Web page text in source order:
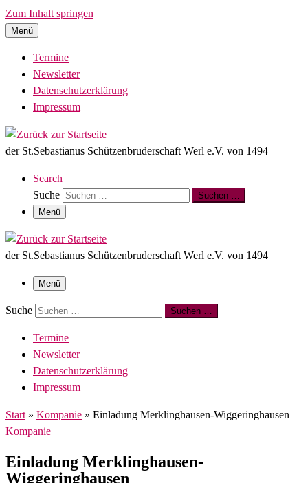
Zum Inhalt springen
Menü
Termine
Newsletter
Datenschutzerklärung
Impressum
der St.Sebastianus Schützenbruderschaft Werl e.V. von 1494
Search
Suche
Suchen …
Menü
der St.Sebastianus Schützenbruderschaft Werl e.V. von 1494
Menü
Suche Suchen …
Termine
Newsletter
Datenschutzerklärung
Impressum
Start » Kompanie » Einladung Merklinghausen-Wiggeringhausen
Kompanie
Einladung Merklinghausen-
Wiggeringhausen